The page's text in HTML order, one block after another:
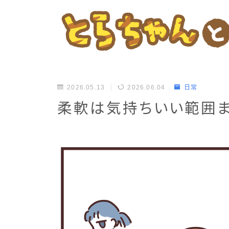
2026.05.13 2026.06.04 日常
柔軟は気持ちいい範囲